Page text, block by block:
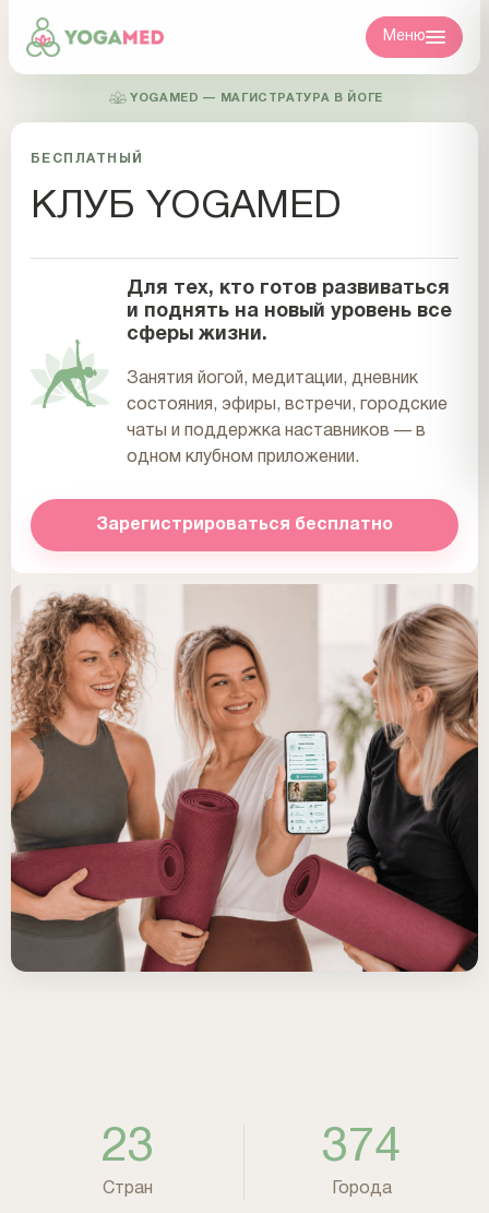
Меню
YOGAMED — МАГИСТРАТУРА В ЙОГЕ
БЕСПЛАТНЫЙ
КЛУБ YOGAMED
Для тех, кто готов развиваться
и поднять на новый уровень все
сферы жизни.
Занятия йогой, медитации, дневник
состояния, эфиры, встречи, городские
чаты и поддержка наставников — в
одном клубном приложении.
Зарегистрироваться бесплатно
23
Стран
374
Города